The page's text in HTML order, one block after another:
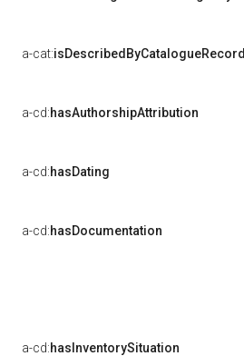
a-cat:isDescribedByCatalogueRecord
a-cd:hasAuthorshipAttribution
a-cd:hasDating
a-cd:hasDocumentation
a-cd:hasInventorySituation